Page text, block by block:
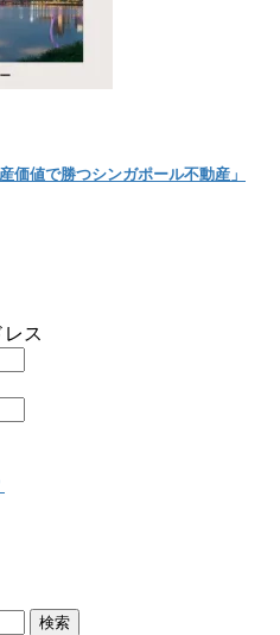
価値で勝つシンガポール不動産」
ス